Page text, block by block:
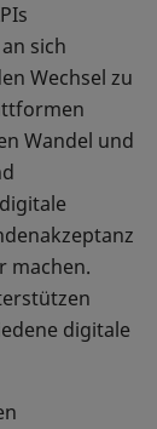
sich
Wechsel zu
Wandel und
machen.
digitale